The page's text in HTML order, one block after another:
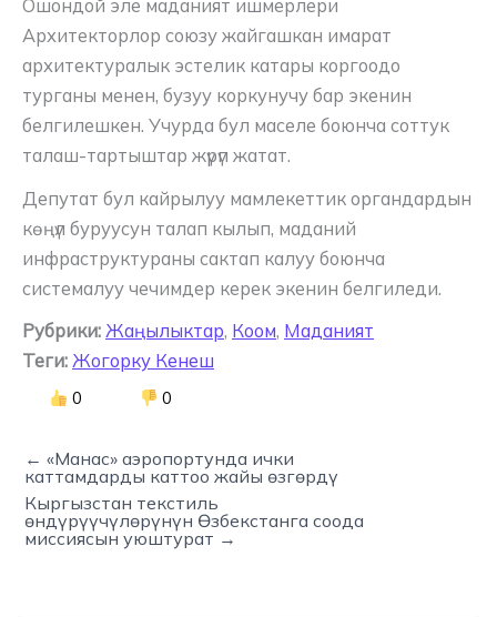
Ошондой эле маданият ишмерлери
Архитекторлор союзу жайгашкан имарат
архитектуралык эстелик катары коргоодо
турганы менен, бузуу коркунучу бар экенин
белгилешкен. Учурда бул маселе боюнча соттук
талаш-тартыштар жүрүп жатат.
Депутат бул кайрылуу мамлекеттик органдардын
көңүл буруусун талап кылып, маданий
инфраструктураны сактап калуу боюнча
системалуу чечимдер керек экенин белгиледи.
Рубрики: Жаңылыктар, Коом, Маданият
Теги: Жогорку Кенеш
0 0
← «Манас» аэропортунда ички
каттамдарды каттоо жайы өзгөрдү
Кыргызстан текстиль
өндүрүүчүлөрүнүн Өзбекстанга соода
миссиясын уюштурат →